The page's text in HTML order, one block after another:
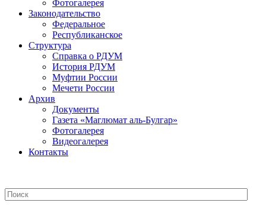
Фотогалерея
Законодательство
Федеральное
Республиканское
Структура
Справка о РДУМ
История РДУМ
Муфтии России
Мечети России
Архив
Документы
Газета «Маглюмат аль-Булгар»
Фотогалерея
Видеогалерея
Контакты